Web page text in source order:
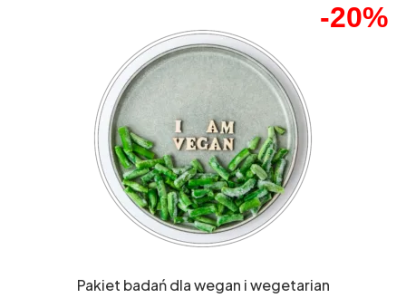
-20%
Pakiet badań dla wegan i wegetarian